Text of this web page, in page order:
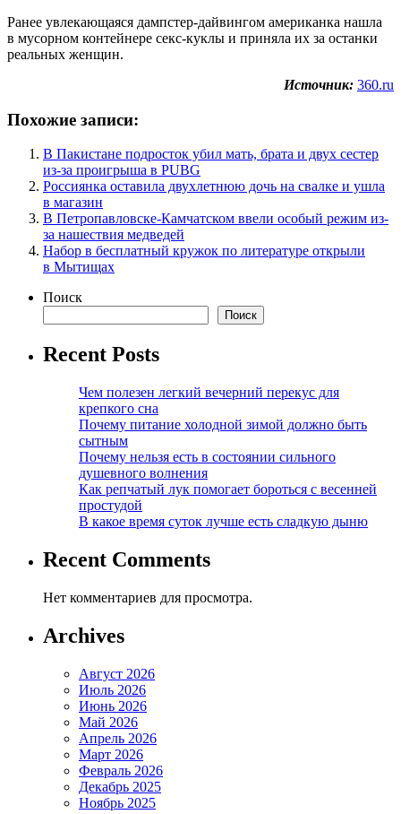
Ранее увлекающаяся дампстер-дайвингом американка нашла
в мусорном контейнере секс-куклы и приняла их за останки
реальных женщин.
Источник: 360.ru
Похожие записи:
В Пакистане подросток убил мать, брата и двух сестер
из-за проигрыша в PUBG
Россиянка оставила двухлетнюю дочь на свалке и ушла
в магазин
В Петропавловске-Камчатском ввели особый режим из-
за нашествия медведей
Набор в бесплатный кружок по литературе открыли
в Мытищах
Поиск
Поиск
Recent Posts
Чем полезен легкий вечерний перекус для
крепкого сна
Почему питание холодной зимой должно быть
сытным
Почему нельзя есть в состоянии сильного
душевного волнения
Как репчатый лук помогает бороться с весенней
простудой
В какое время суток лучше есть сладкую дыню
Recent Comments
Нет комментариев для просмотра.
Archives
Август 2026
Июль 2026
Июнь 2026
Май 2026
Апрель 2026
Март 2026
Февраль 2026
Декабрь 2025
Ноябрь 2025